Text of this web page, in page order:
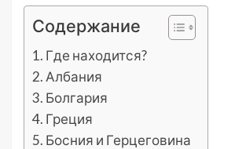
Содержание
Где находится?
Албания
Болгария
Греция
Босния и Герцеговина